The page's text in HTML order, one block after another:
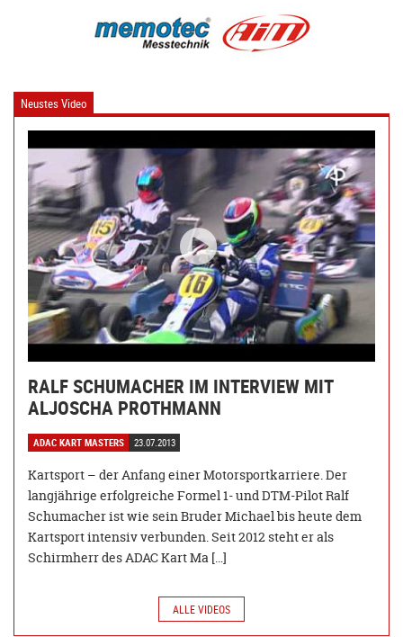
Neustes Video
RALF SCHUMACHER IM INTERVIEW MIT
ALJOSCHA PROTHMANN
ADAC KART MASTERS 23.07.2013
Kartsport – der Anfang einer Motorsportkarriere. Der
langjährige erfolgreiche Formel 1- und DTM-Pilot Ralf
Schumacher ist wie sein Bruder Michael bis heute dem
Kartsport intensiv verbunden. Seit 2012 steht er als
Schirmherr des ADAC Kart Ma […]
ALLE VIDEOS